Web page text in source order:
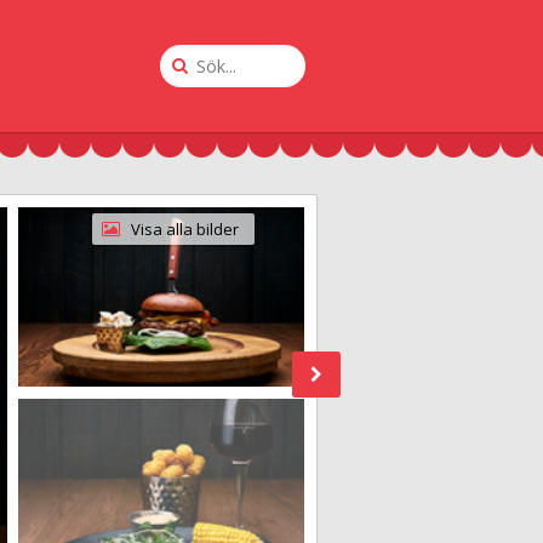
Sök
på
Visa alla bilder